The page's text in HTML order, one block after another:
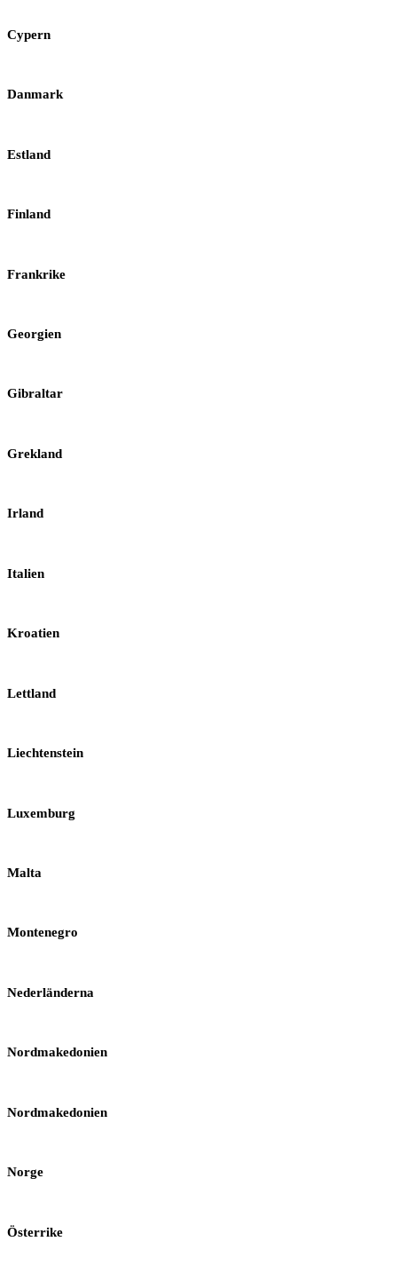
Cypern
Danmark
Estland
Finland
Frankrike
Georgien
Gibraltar
Grekland
Irland
Italien
Kroatien
Lettland
Liechtenstein
Luxemburg
Malta
Montenegro
Nederländerna
Nordmakedonien
Nordmakedonien
Norge
Österrike